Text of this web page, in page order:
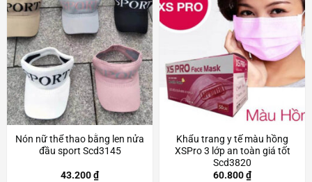
Nón nữ thể thao bằng len nửa
đầu sport Scd3145
43.200₫
Khẩu trang y tế màu hồng
XSPro 3 lớp an toàn giá tốt
Scd3820
60.800₫